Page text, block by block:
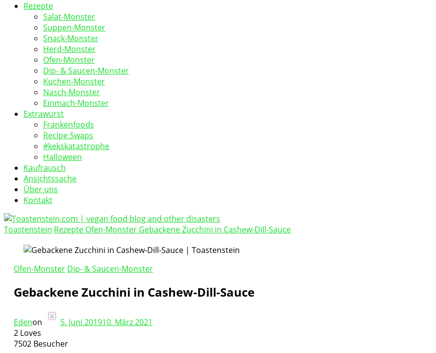
Rezepte
Salat-Monster
Suppen-Monster
Snack-Monster
Herd-Monster
Ofen-Monster
Dip- & Saucen-Monster
Kuchen-Monster
Nasch-Monster
Einmach-Monster
Extrawurst
Frankenfoods
Recipe Swaps
#kekskatastrophe
Halloween
Kaufrausch
Ansichtssache
Über uns
Kontakt
Toastenstein.com
Toastenstein Rezepte Ofen-Monster Gebackene Zucchini in Cashew-Dill-Sauce
Ofen-Monster Dip- & Saucen-Monster
Gebackene Zucchini in Cashew-Dill-Sauce
Edenon 5. Juni 201910. März 2021
2 Loves
7502 Besucher